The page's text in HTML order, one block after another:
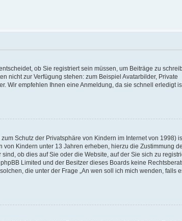
ob Sie registriert sein müssen, um Beiträge zu
nicht zur Verfügung stehen: zum Beispiel Avatarbilder, Private
Wir empfehlen Ihnen eine Anmeldung, da sie schnell erledigt
Schutz der Privatsphäre von Kindern im Internet von 1998)
Kindern unter 13 Jahren erheben, hierzu die Zustimmung
ob dies auf Sie oder die Website, auf der Sie sich zu
Limited und der Besitzer dieses Boards keine
die unter der Frage „An wen soll ich mich wenden, falls